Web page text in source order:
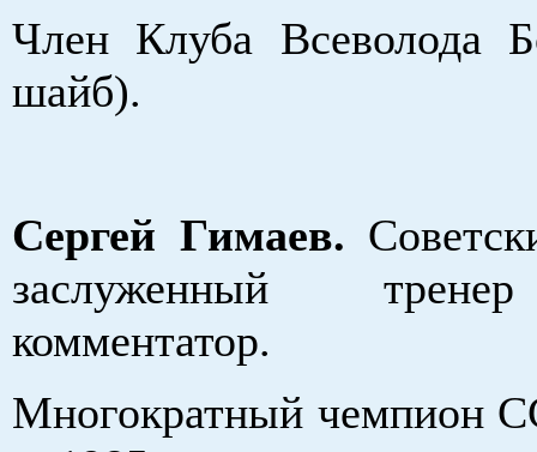
Член Клуба Всеволода
шайб).
Сергей Гимаев.
заслуженный
комментатор.
Многократный чемпион